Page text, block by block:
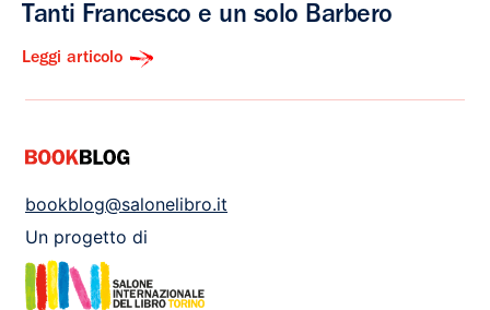
Tanti Francesco e un solo Barbero
Leggi articolo
bookblog@salonelibro.it
Un progetto di